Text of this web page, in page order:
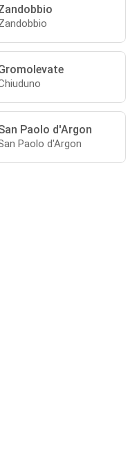
Paolo d'Argon
Paolo d'Argon